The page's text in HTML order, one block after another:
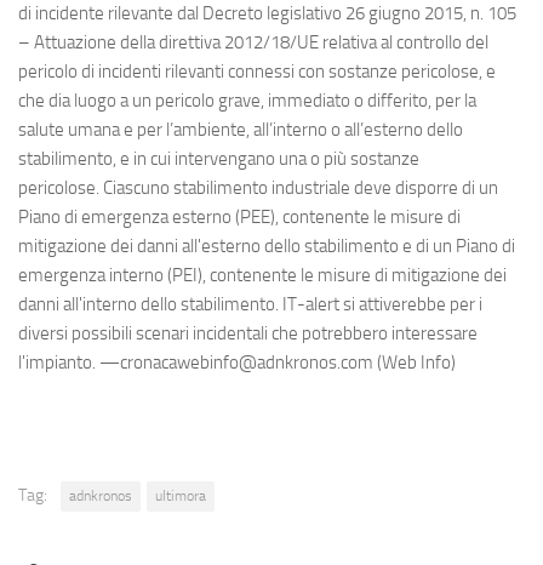
di incidente rilevante dal Decreto legislativo 26 giugno 2015, n. 105
– Attuazione della direttiva 2012/18/UE relativa al controllo del
pericolo di incidenti rilevanti connessi con sostanze pericolose, e
che dia luogo a un pericolo grave, immediato o differito, per la
salute umana e per l’ambiente, all’interno o all’esterno dello
stabilimento, e in cui intervengano una o più sostanze
pericolose. Ciascuno stabilimento industriale deve disporre di un
Piano di emergenza esterno (PEE), contenente le misure di
mitigazione dei danni all'esterno dello stabilimento e di un Piano di
emergenza interno (PEI), contenente le misure di mitigazione dei
danni all'interno dello stabilimento. IT-alert si attiverebbe per i
diversi possibili scenari incidentali che potrebbero interessare
l'impianto. —cronacawebinfo@adnkronos.com (Web Info)
Tag: adnkronos ultimora